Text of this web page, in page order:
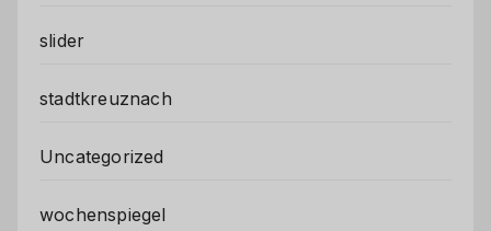
slider
stadtkreuznach
Uncategorized
wochenspiegel